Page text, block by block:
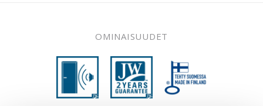
OMINAISUUDET